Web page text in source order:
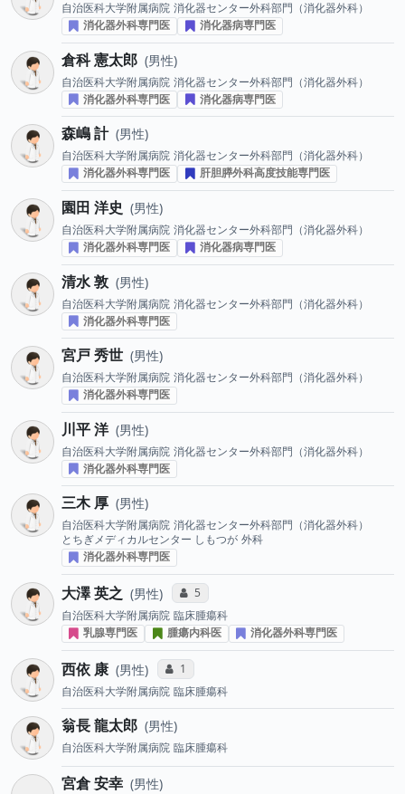
自治医科大学附属病院 消化器センター外科部門（消化器外科）
消化器外科専門医
消化器病専門医
倉科 憲太郎 男性
自治医科大学附属病院 消化器センター外科部門（消化器外科）
消化器外科専門医
消化器病専門医
森嶋 計 男性
自治医科大学附属病院 消化器センター外科部門（消化器外科）
消化器外科専門医
肝胆膵外科高度技能専門医
園田 洋史 男性
自治医科大学附属病院 消化器センター外科部門（消化器外科）
消化器外科専門医
消化器病専門医
清水 敦 男性
自治医科大学附属病院 消化器センター外科部門（消化器外科）
消化器外科専門医
宮戸 秀世 男性
自治医科大学附属病院 消化器センター外科部門（消化器外科）
消化器外科専門医
川平 洋 男性
自治医科大学附属病院 消化器センター外科部門（消化器外科）
消化器外科専門医
三木 厚 男性
自治医科大学附属病院 消化器センター外科部門（消化器外科）
とちぎメディカルセンター しもつが 外科
消化器外科専門医
大澤 英之 男性 コミュニケーション・タイプ投票数
5
自治医科大学附属病院 臨床腫瘍科
乳腺専門医
腫瘍内科医 消化器外科専門医
西依 康 男性 コミュニケーション・タイプ投票数
1
自治医科大学附属病院 臨床腫瘍科
翁長 龍太郎 男性
自治医科大学附属病院 臨床腫瘍科
宮倉 安幸 男性